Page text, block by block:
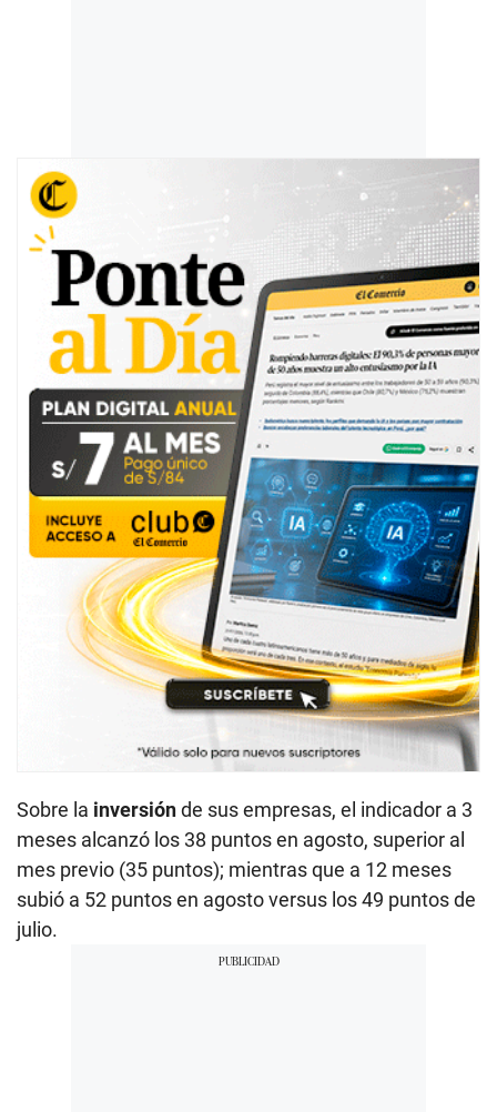
Sobre la inversiónde sus empresas, el indicador a 3
meses alcanzó los 38 puntos en agosto, superior al
mes previo (35 puntos); mientras que a 12 meses
subió a 52 puntos en agosto versus los 49 puntos de
julio.